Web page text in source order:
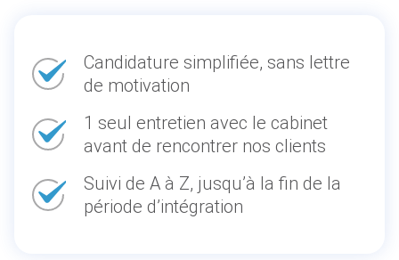
Candidature simplifiée, sans lettre
de motivation
1 seul entretien avec le cabinet
avant de rencontrer nos clients
Suivi de A à Z, jusqu’à la fin de la
période d’intégration